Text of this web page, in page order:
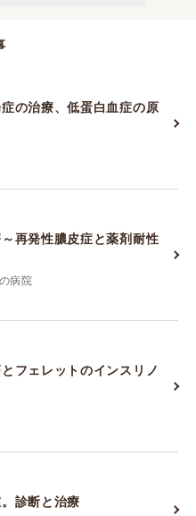
の治療、低蛋白血症の原
再発性膿皮症と薬剤耐性
病院
フェレットのインスリノ
診断と治療